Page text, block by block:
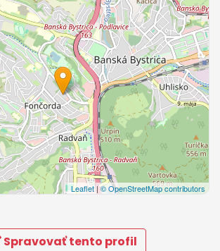
Leaflet|© OpenStreetMap contributors
Spravovať tento profil